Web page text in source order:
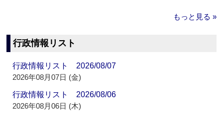
もっと見る »
行政情報リスト
行政情報リスト 2026/08/07
2026年08月07日 (金)
行政情報リスト 2026/08/06
2026年08月06日 (木)